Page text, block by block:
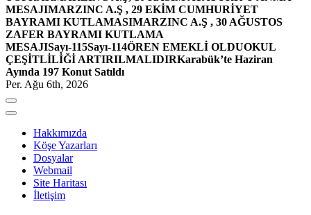
MESAJIMARZINC A.Ş , 29 EKİM CUMHURİYET
BAYRAMI KUTLAMASIMARZINC A.Ş , 30 AĞUSTOS
ZAFER BAYRAMI KUTLAMA
MESAJISayı-115Sayı-114ÖREN EMEKLİ OLDUOKUL
ÇEŞİTLİLİĞİ ARTIRILMALIDIRKarabük’te Haziran
Ayında 197 Konut Satıldı
Per. Ağu 6th, 2026
Hakkımızda
Köşe Yazarları
Dosyalar
Webmail
Site Haritası
İletişim